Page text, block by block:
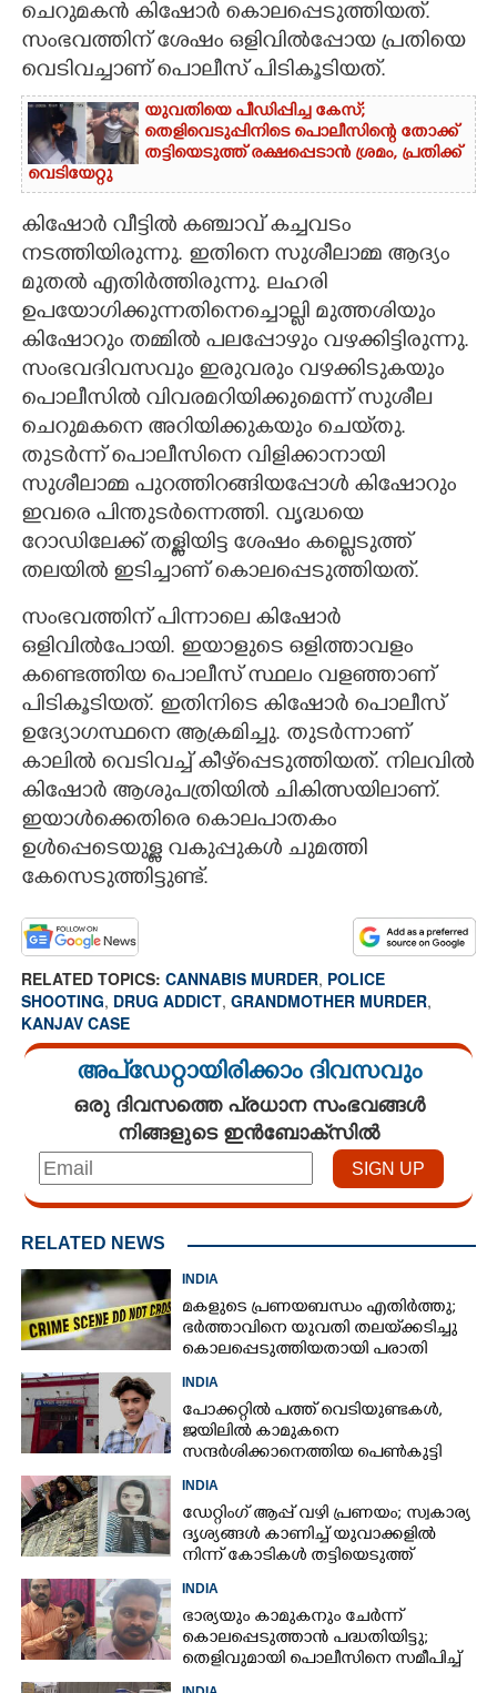
ചെറുമകൻ കിഷോർ കൊലപ്പെടുത്തിയത്.
സംഭവത്തിന് ശേഷം ഒളിവിൽപ്പോയ പ്രതിയെ
വെടിവച്ചാണ് പൊലീസ് പിടികൂടിയത്.
യുവതിയെ പീഡിപ്പിച്ച കേസ്;
തെളിവെടുപ്പിനിടെ പൊലീസിന്റെ തോക്ക്
തട്ടിയെടുത്ത് രക്ഷപ്പെടാൻ ശ്രമം, പ്രതിക്ക്
വെടിയേറ്റു
കിഷോർ വീട്ടിൽ കഞ്ചാവ് കച്ചവടം
നടത്തിയിരുന്നു. ഇതിനെ സുശീലാമ്മ ആദ്യം
മുതൽ എതിർത്തിരുന്നു. ലഹരി
ഉപയോഗിക്കുന്നതിനെച്ചൊല്ലി മുത്തശിയും
കിഷോറും തമ്മിൽ പലപ്പോഴും വഴക്കിട്ടിരുന്നു.
സംഭവദിവസവും ഇരുവരും വഴക്കിടുകയും
പൊലീസിൽ വിവരമറിയിക്കുമെന്ന് സുശീല
ചെറുമകനെ അറിയിക്കുകയും ചെയ്‌തു.
തുടർന്ന് പൊലീസിനെ വിളിക്കാനായി
സുശീലാമ്മ പുറത്തിറങ്ങിയപ്പോൾ കിഷോറും
ഇവരെ പിന്തുടർന്നെത്തി. വൃദ്ധയെ
റോഡിലേക്ക് തള്ളിയിട്ട ശേഷം കല്ലെടുത്ത്
തലയിൽ ഇടിച്ചാണ് കൊലപ്പെടുത്തിയത്.
സംഭവത്തിന് പിന്നാലെ കിഷോർ
ഒളിവിൽപോയി. ഇയാളുടെ ഒളിത്താവളം
കണ്ടെത്തിയ പൊലീസ് സ്ഥലം വളഞ്ഞാണ്
പിടികൂടിയത്. ഇതിനിടെ കിഷോർ പൊലീസ്
ഉദ്യോഗസ്ഥനെ ആക്രമിച്ചു. തുടർന്നാണ്
കാലിൽ വെടിവച്ച് കീഴ്‌പ്പെടുത്തിയത്. നിലവിൽ
കിഷോർ ആശുപത്രിയിൽ ചികിത്സയിലാണ്.
ഇയാൾക്കെതിരെ കൊലപാതകം
ഉൾപ്പെടെയുള്ള വകുപ്പുകൾ ചുമത്തി
കേസെടുത്തിട്ടുണ്ട്.
RELATED TOPICS: CANNABIS MURDER, POLICE
SHOOTING, DRUG ADDICT, GRANDMOTHER MURDER,
KANJAV CASE
അപ്ഡേറ്റായിരിക്കാം ദിവസവും
ഒരു ദിവസത്തെ പ്രധാന സംഭവങ്ങൾ
നിങ്ങളുടെ ഇൻബോക്സിൽ
RELATED NEWS
INDIA
മകളുടെ പ്രണയബന്ധം എതിർത്തു;
ഭർത്താവിനെ യുവതി തലയ്‌ക്കടിച്ചു
കൊലപ്പെടുത്തിയതായി പരാതി
INDIA
പോക്കറ്റിൽ പത്ത് വെടിയുണ്ടകൾ,​
ജയിലിൽ കാമുകനെ
സന്ദ‌ർശിക്കാനെത്തിയ പെൺകുട്ടി
അറസ്റ്റിൽ
INDIA
ഡേറ്റിംഗ് ആപ്പ് വഴി പ്രണയം; സ്വകാര്യ
ദൃശ്യങ്ങൾ കാണിച്ച് യുവാക്കളിൽ
നിന്ന് കോടികൾ തട്ടിയെടുത്ത്
യുവതി
INDIA
ഭാര്യയും കാമുകനും ചേർന്ന്
കൊലപ്പെടുത്താൻ പദ്ധതിയിട്ടു;
തെളിവുമായി പൊലീസിനെ സമീപിച്ച്
ഭർത്താവ്